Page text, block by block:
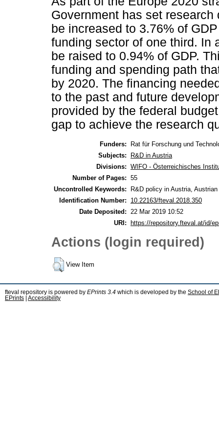
Government has set
be increased to 3.76% of
funding sector of one third. In
be raised to 0.94% of GDP.
funding and spending path
by 2020. The financing
to the past and future
provided by the federal
gap to achieve the research
Funders:
Rat für Forschung und
Subjects:
R&D in Austria
Divisions: WIFO - Österreichisches
Number of Pages: 55
Uncontrolled Keywords:
R&D policy in Austria,
Identification Number:
10.22163/fteval.2018.350
Date Deposited:
22 Mar 2019 10:52
URI: https://repository.fteval.at/id/
Actions (login required)
View Item
fteval repository is powered by EPrints 3.4 which is developed by the School of
EPrints
Accessibility